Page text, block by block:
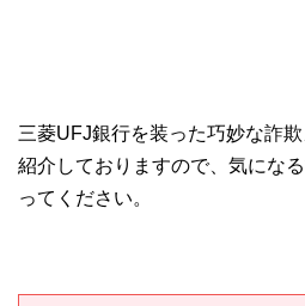
三菱UFJ銀行を装った巧妙な詐
紹介しておりますので、気にな
ってください。